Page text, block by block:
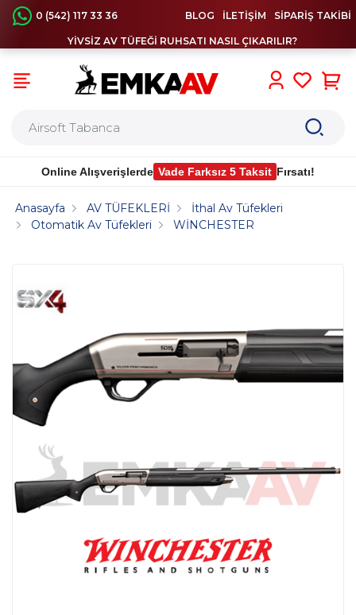
0 (542) 117 33 36 BLOG İLETİŞİM SİPARİŞ TAKİBİ
YİVSİZ AV TÜFEĞİ RUHSATI NASIL ÇIKARILIR?
Online Alışverişlerde Vade Farksız 5 Taksit Fırsatı!
Anasayfa AV TÜFEKLERİ
İthal Av Tüfekleri
Otomatik Av Tüfekleri
WİNCHESTER